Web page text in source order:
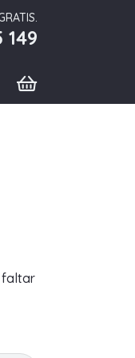
149
faltar